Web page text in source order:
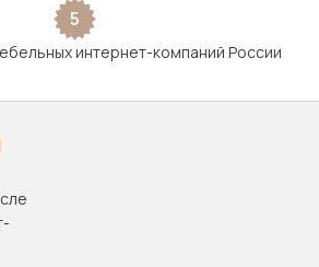
5
интернет-компаний России